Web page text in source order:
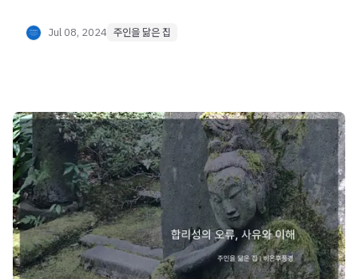
Jul 08, 2024 주인을 닮은 집